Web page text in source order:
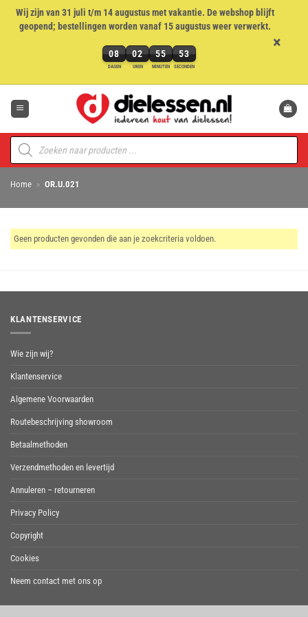
Wij zijn van 31 juli t/m 14 augustus met vakantie. De webshop blijft
geopend; bestellingen worden vanaf 15 augustus weer verwerkt.
08
DAGEN
02
UREN
55
MINUTEN
53
SECONDEN
8
2
uren,
55
minuten
en
×
naar
inhoud
Producten
zoeken
Home » OR.U.021
Geen producten gevonden die aan je zoekcriteria voldoen.
KLANTENSERVICE
Wie zijn wij?
Klantenservice
Algemene Voorwaarden
Routebeschrijving showroom
Betaalmethoden
Verzendmethoden en levertijd
Annuleren – retourneren
Privacy Policy
Copyright
Cookies
Neem contact met ons op